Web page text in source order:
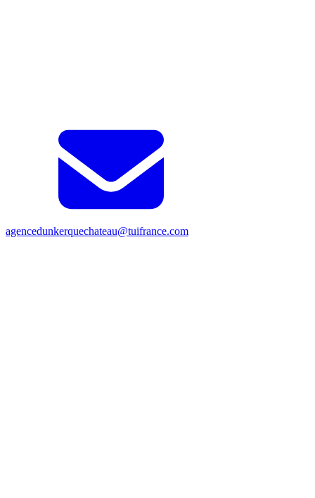
agencedunkerquechateau@tuifrance.com